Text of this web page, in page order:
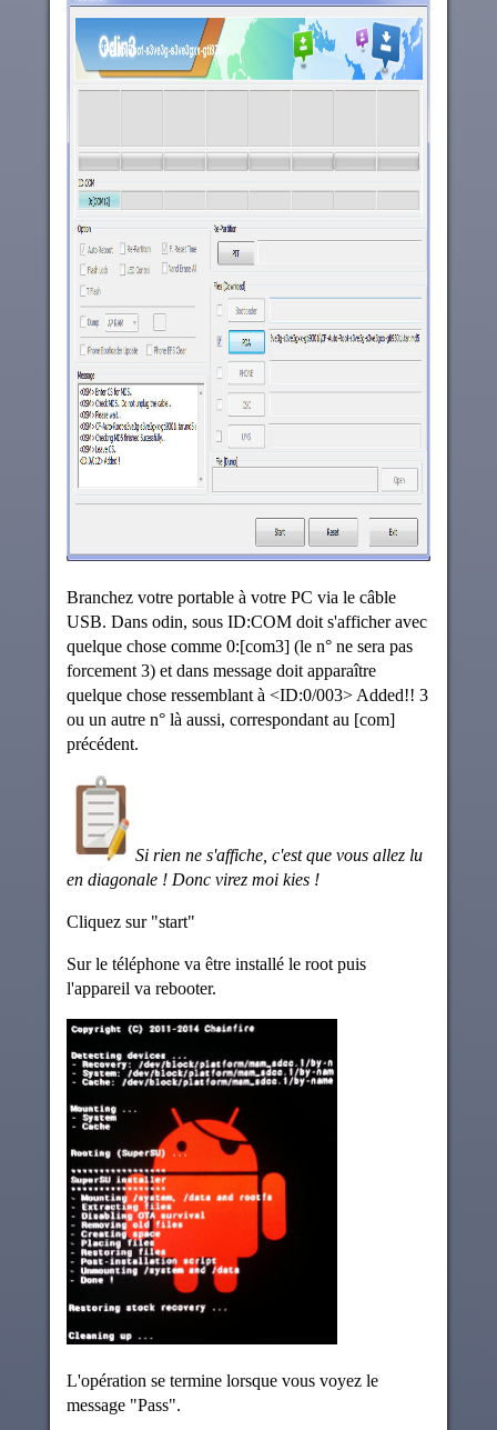
Branchez votre portable à votre PC via le câble
USB. Dans odin, sous ID:COM doit s'afficher avec
quelque chose comme 0:[com3] (le n° ne sera pas
forcement 3) et dans message doit apparaître
quelque chose ressemblant à <ID:0/003> Added!! 3
ou un autre n° là aussi, correspondant au [com]
précédent.
Si rien ne s'affiche, c'est que vous allez lu
en diagonale ! Donc virez moi kies !
Cliquez sur "start"
Sur le téléphone va être installé le root puis
l'appareil va rebooter.
L'opération se termine lorsque vous voyez le
message "Pass".